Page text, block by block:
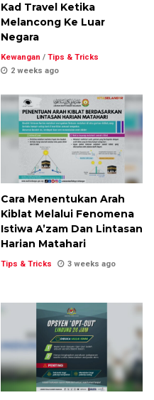
Kad Travel Ketika
Melancong Ke Luar
Negara
Kewangan / Tips & Tricks
2 weeks ago
Cara Menentukan Arah
Kiblat Melalui Fenomena
Istiwa A’zam Dan Lintasan
Harian Matahari
Tips & Tricks 3 weeks ago